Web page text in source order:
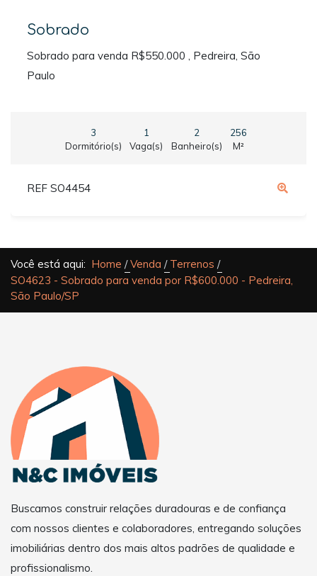
Sobrado
Sobrado para venda R$550.000 , Pedreira, São
Paulo
3
Dormitório(s)
1
Vaga(s)
2
Banheiro(s)
256
M²
REF SO4454
Você está aqui: Home Venda
Terrenos
SO4623 - Sobrado para venda por R$600.000 - Pedreira,
São Paulo/SP
Buscamos construir relações duradouras e de confiança
com nossos clientes e colaboradores, entregando soluções
imobiliárias dentro dos mais altos padrões de qualidade e
profissionalismo.